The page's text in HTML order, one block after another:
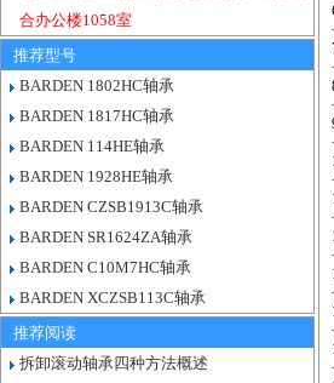
合办公楼1058室
推荐型号
BARDEN 1802HC轴承
BARDEN 1817HC轴承
BARDEN 114HE轴承
BARDEN 1928HE轴承
BARDEN CZSB1913C轴承
BARDEN SR1624ZA轴承
BARDEN C10M7HC轴承
BARDEN XCZSB113C轴承
推荐阅读
拆卸滚动轴承四种方法概述